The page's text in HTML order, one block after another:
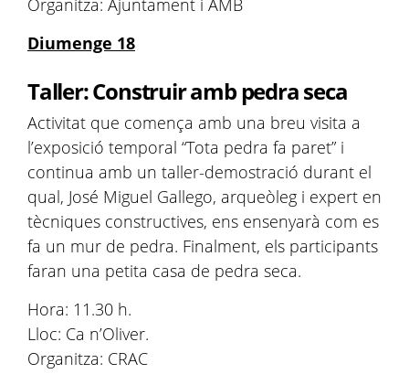
Organitza: Ajuntament i AMB
Diumenge 18
Taller: Construir amb pedra seca
Activitat que comença amb una breu visita a
l’exposició temporal “Tota pedra fa paret” i
continua amb un taller-demostració durant el
qual, José Miguel Gallego, arqueòleg i expert en
tècniques constructives, ens ensenyarà com es
fa un mur de pedra. Finalment, els participants
faran una petita casa de pedra seca.
Hora: 11.30 h.
Lloc: Ca n’Oliver.
Organitza: CRAC